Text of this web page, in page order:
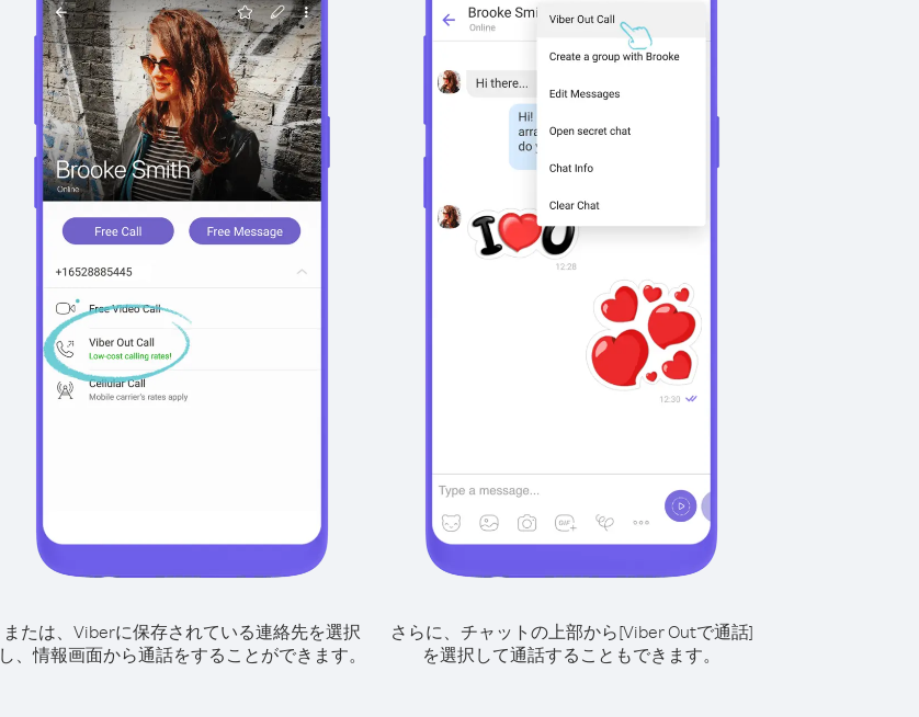
または、Viberに保存されている連絡先を選択
し、情報画面から通話をすることができます。
さらに、チャットの上部から[Viber Outで通話]
を選択して通話することもできます。